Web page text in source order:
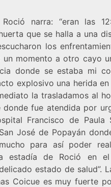
narra: “eran las
que se halla a una
los
un momento a otro cayo
donde se estaba mi
explosivo una herida
la trasladamos al
fue atendida por
Francisco de Paula
José de Popayán
para así poder
estadía de Roció en
estado de salud”.
Coicue es muy fuerte